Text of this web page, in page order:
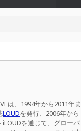
は、1994年から2011年ま
LOUDを発行、2006年から
iLOUDを通じて、グローバ